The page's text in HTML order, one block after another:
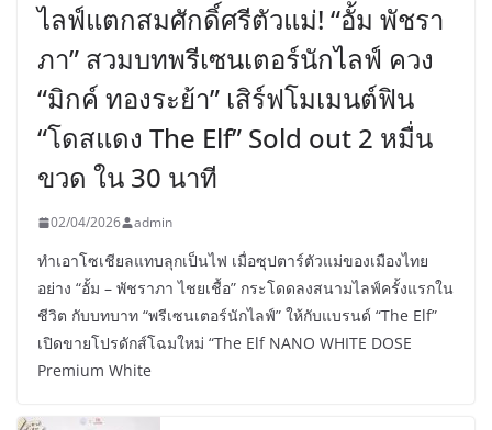
ไลฟ์แตกสมศักดิ์ศรีตัวแม่! “อั้ม พัชรา
ภา” สวมบทพรีเซนเตอร์นักไลฟ์ ควง
“มิกค์ ทองระย้า” เสิร์ฟโมเมนต์ฟิน
“โดสแดง The Elf” Sold out 2 หมื่น
ขวด ใน 30 นาที
02/04/2026 admin
ทำเอาโซเชียลแทบลุกเป็นไฟ เมื่อซุปตาร์ตัวแม่ของเมืองไทย
อย่าง “อั้ม – พัชราภา ไชยเชื้อ” กระโดดลงสนามไลฟ์ครั้งแรกใน
ชีวิต กับบทบาท “พรีเซนเตอร์นักไลฟ์” ให้กับแบรนด์ “The Elf”
เปิดขายโปรดักส์โฉมใหม่ “The Elf NANO WHITE DOSE
Premium White